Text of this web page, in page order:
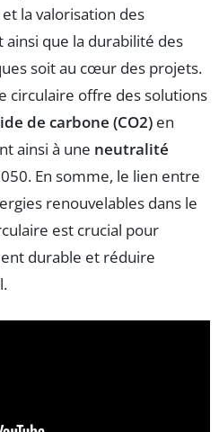
et la valorisation des
ainsi que la durabilité des
soit au cœur des projets.
circulaire offre des solutions
de carbone (CO2) en
ainsi à une neutralité
En somme, le lien entre
renouvelables dans le
est crucial pour
durable et réduire